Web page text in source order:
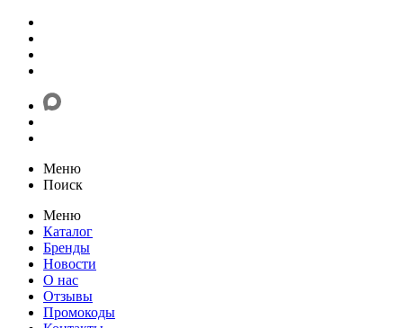
Меню
Поиск
Меню
Каталог
Бренды
Новости
О нас
Отзывы
Промокоды